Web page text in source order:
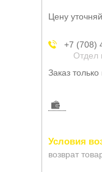
Цену
+7 (708)
Отдел
Заказ
возврат